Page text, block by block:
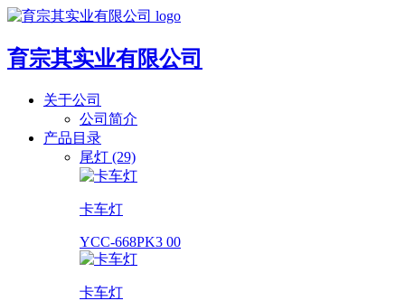
育宗其实业有限公司
关于公司
公司简介
产品目录
尾灯 (29)
卡车灯
YCC-668PK3 00
卡车灯